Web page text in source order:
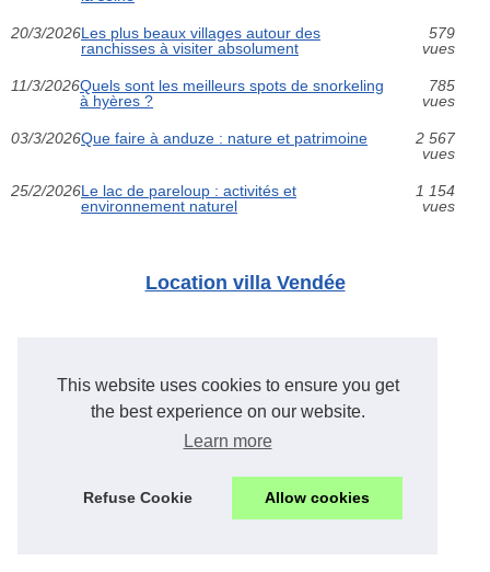
This website uses cookies to ensure you get
the best experience on our website.
Learn more
Refuse Cookie Allow cookies
20/3/2026Les plus beaux villages autour des
ranchisses à visiter absolument
579
vues
11/3/2026Quels sont les meilleurs spots de snorkeling
à hyères ?
785
vues
03/3/2026Que faire à anduze : nature et patrimoine
2 567
vues
25/2/2026Le lac de pareloup : activités et
environnement naturel
1 154
vues
Location villa Vendée
Campings
Camping uzès informations :...
Profiter d'un camping 3...